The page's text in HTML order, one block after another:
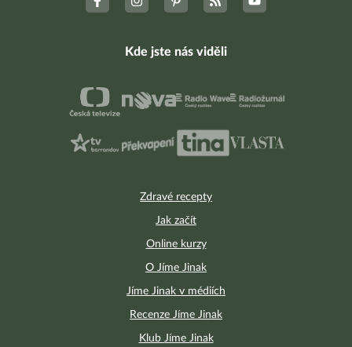
Zdravé recepty
Jak začít
Online kurzy
O Jíme Jinak
Jíme Jinak v médiích
Recenze Jíme Jinak
Klub Jíme Jinak
Kde jste nás viděli